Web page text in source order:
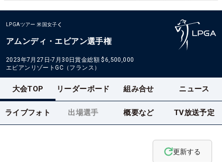
LPGAツアー 米国女子
アムンディ・エビアン選手権
2023年7月27日-7月30日賞金総額 $6,500,000
エビアンリゾートGC（フランス）
大会TOP リーダーボード 組み合せ ニュース
ライブフォト 出場選手 概要など TV放送予定
更新する